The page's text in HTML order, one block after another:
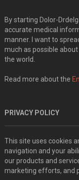
By starting Dolor-
accurate medical
manner. I want to
much as possible
the world.
Read more about the
PRIVACY POLICY
This site uses cookies
navigation and your
our products and
marketing efforts, and